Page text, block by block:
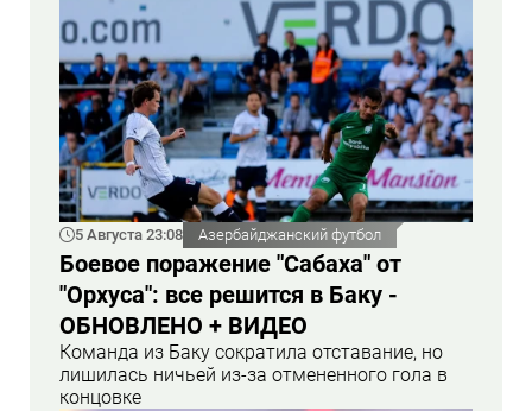
5 Августа 23:08 Азербайджанский футбол
Боевое поражение "Сабаха" от
"Орхуса": все решится в Баку -
ОБНОВЛЕНО + ВИДЕО
Команда из Баку сократила отставание, но
лишилась ничьей из-за отмененного гола в
концовке